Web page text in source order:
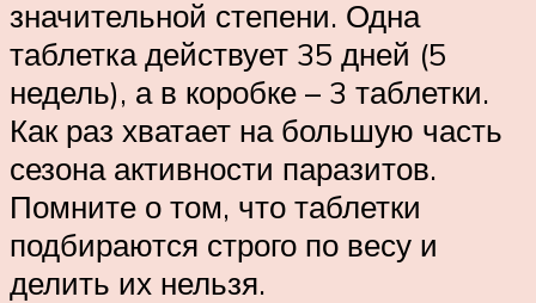
значительной степени. Одна
таблетка действует 35 дней (5
недель), а в коробке – 3 таблетки.
Как раз хватает на большую часть
сезона активности паразитов.
Помните о том, что таблетки
подбираются строго по весу и
делить их нельзя.